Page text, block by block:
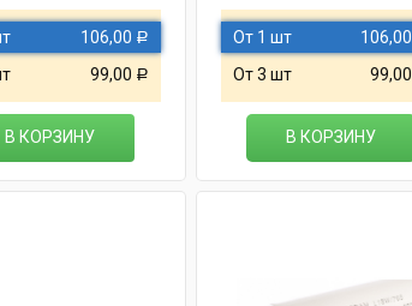
106,00 Р
99,00 Р
В КОРЗИНУ
От 1 шт 106,00
От 3 шт 99,00
В КОРЗИНУ